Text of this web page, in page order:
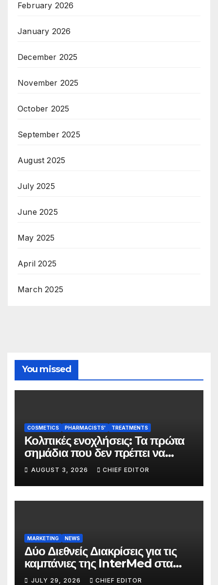
February 2026
January 2026
December 2025
November 2025
October 2025
September 2025
August 2025
July 2025
June 2025
May 2025
April 2025
March 2025
You missed
COSMETICS PHARMACISTS' TREATMENTS
Κολπικές ενοχλήσεις: Τα πρώτα
σημάδια που δεν πρέπει να
αγνοούνται
AUGUST 3, 2026 CHIEF EDITOR
MARKETING NEWS
Δύο Διεθνείς Διακρίσεις για τις
καμπάνιες της InterMed στα
FOOH Awards 2026
JULY 29, 2026 CHIEF EDITOR